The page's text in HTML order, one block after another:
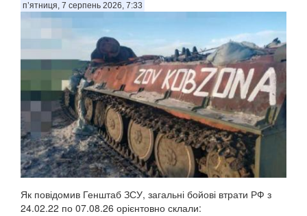
п’ятниця, 7 серпень 2026, 7:33
Як повідомив Генштаб ЗСУ, загальні бойові втрати РФ з
24.02.22 по 07.08.26 орієнтовно склали: